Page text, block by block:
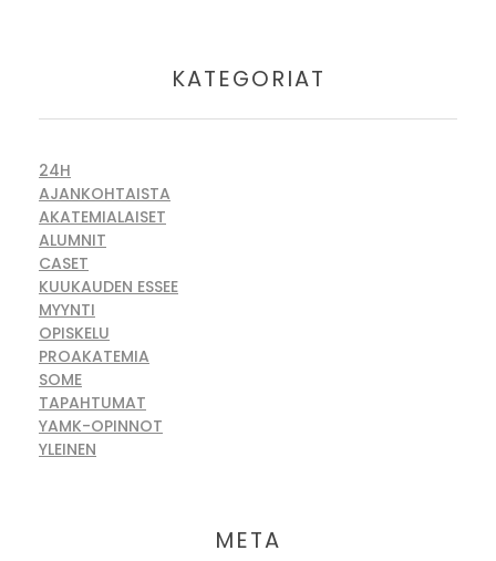
KATEGORIAT
24H
AJANKOHTAISTA
AKATEMIALAISET
ALUMNIT
CASET
KUUKAUDEN ESSEE
MYYNTI
OPISKELU
PROAKATEMIA
SOME
TAPAHTUMAT
YAMK-OPINNOT
YLEINEN
META